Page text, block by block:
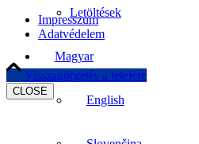
Letöltések
Magyar
English
Impresszum
Adatvédelem
Visszagörgetés a tetejére
CLOSE